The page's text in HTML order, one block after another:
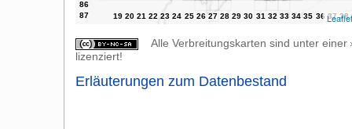
Leaflet
Alle Verbreitungskarten sind unter einer
lizenziert!
Erläuterungen zum Datenbestand